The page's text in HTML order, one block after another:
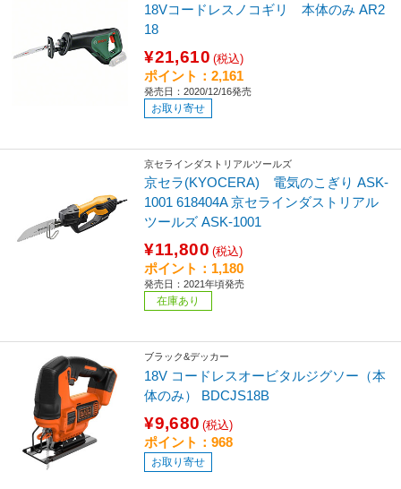
18Vコードレスノコギリ 本体のみ AR2
18
¥21,610 (税込)
ポイント：2,161
発売日：2020/12/16発売
お取り寄せ
京セラインダストリアルツールズ
京セラ(KYOCERA) 電気のこぎり ASK-
1001 618404A 京セラインダストリアル
ツールズ ASK-1001
¥11,800 (税込)
ポイント：1,180
発売日：2021年頃発売
在庫あり
ブラック&デッカー
18V コードレスオービタルジグソー（本
体のみ） BDCJS18B
¥9,680 (税込)
ポイント：968
お取り寄せ